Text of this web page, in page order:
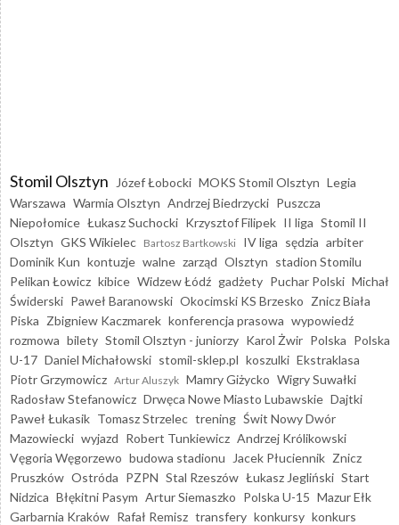
Stomil Olsztyn Józef Łobocki MOKS Stomil Olsztyn Legia
Warszawa Warmia Olsztyn Andrzej Biedrzycki Puszcza
Niepołomice Łukasz Suchocki Krzysztof Filipek II liga Stomil II
Olsztyn GKS Wikielec Bartosz Bartkowski IV liga sędzia arbiter
Dominik Kun kontuzje walne zarząd Olsztyn stadion Stomilu
Pelikan Łowicz kibice Widzew Łódź gadżety Puchar Polski Michał
Świderski Paweł Baranowski Okocimski KS Brzesko Znicz Biała
Piska Zbigniew Kaczmarek konferencja prasowa wypowiedź
rozmowa bilety Stomil Olsztyn - juniorzy Karol Żwir Polska Polska
U-17 Daniel Michałowski stomil-sklep.pl koszulki Ekstraklasa
Piotr Grzymowicz Artur Aluszyk Mamry Giżycko Wigry Suwałki
Radosław Stefanowicz Drwęca Nowe Miasto Lubawskie Dajtki
Paweł Łukasik Tomasz Strzelec trening Świt Nowy Dwór
Mazowiecki wyjazd Robert Tunkiewicz Andrzej Królikowski
Vęgoria Węgorzewo budowa stadionu Jacek Płuciennik Znicz
Pruszków Ostróda PZPN Stal Rzeszów Łukasz Jegliński Start
Nidzica Błękitni Pasym Artur Siemaszko Polska U-15 Mazur Ełk
Garbarnia Kraków Rafał Remisz transfery konkursy konkurs